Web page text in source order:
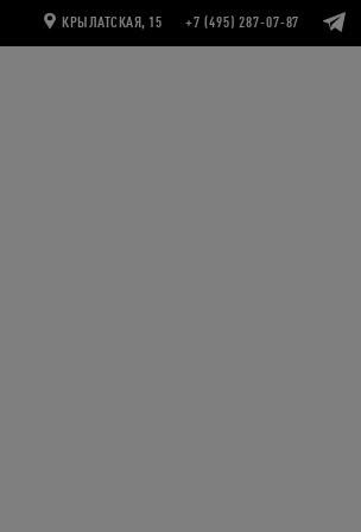
КРЫЛАТСКАЯ, 15 +7 (495) 287-07-87